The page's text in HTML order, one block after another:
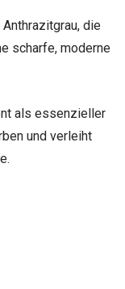
die
scharfe, moderne
als essenzieller
und verleiht